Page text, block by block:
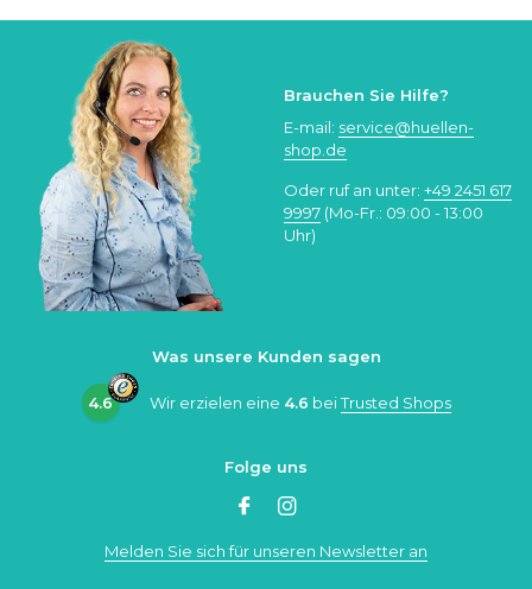
Brauchen Sie Hilfe?
E-mail: service@huellen-
shop.de
Oder ruf an unter: +49 2451 617
9997 (Mo-Fr.: 09:00 - 13:00
Uhr)
Was unsere Kunden sagen
4.6 Wir erzielen eine 4.6 beiTrusted Shops
Folge uns
Melden Sie sich für unseren Newsletter an